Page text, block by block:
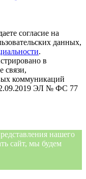
согласие на
данных,
.
в
связи,
коммуникаций
ЭЛ № ФС 77
нашего
сайт, мы будем